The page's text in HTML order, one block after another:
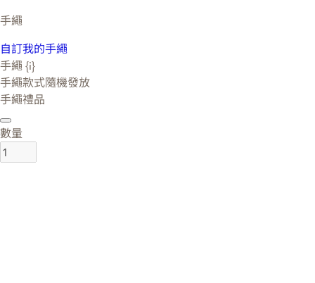
手繩
自訂我的手繩
手繩 {i}
手繩款式隨機發放
手繩禮品
數量